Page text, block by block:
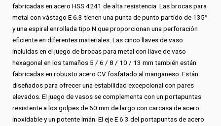
fabricadas en acero HSS 4241 de alta resistencia. Las brocas para
metal con vástago E 6.3 tienen una punta de punto partido de 135°
y una espiral enrollada tipo N que proporcionan una perforación
eficiente en diferentes materiales. Las cinco llaves de vaso
incluidas en el juego de brocas para metal con llave de vaso
hexagonal en los tamaños 5 / 6 / 8 / 10 / 13 mm también están
fabricadas en robusto acero CV fosfatado al manganeso. Están
diseñados para ofrecer una estabilidad excepcional con pares
elevados. El juego de vasos se complementa con un portapuntas
resistente a los golpes de 60 mm de largo con carcasa de acero
inoxidable y un potente imán. El eje E 6.3 del portapuntas de acero